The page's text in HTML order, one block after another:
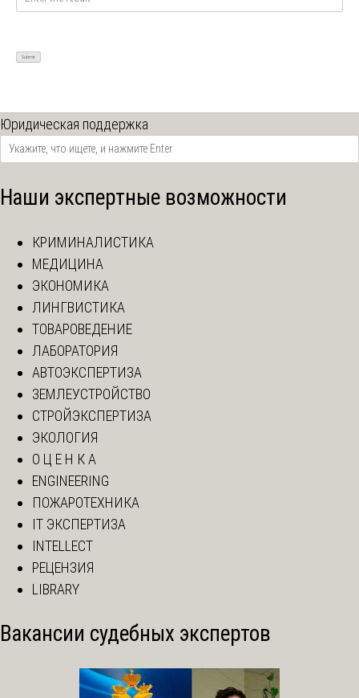
Юридическая поддержка
Наши экспертные возможности
КРИМИНАЛИСТИКА
МЕДИЦИНА
ЭКОНОМИКА
ЛИНГВИСТИКА
ТОВАРОВЕДЕНИЕ
ЛАБОРАТОРИЯ
АВТОЭКСПЕРТИЗА
ЗЕМЛЕУСТРОЙСТВО
СТРОЙЭКСПЕРТИЗА
ЭКОЛОГИЯ
О Ц Е Н К А
ENGINEERING
ПОЖАРОТЕХНИКА
IT ЭКСПЕРТИЗА
INTELLECT
РЕЦЕНЗИЯ
LIBRARY
Вакансии судебных экспертов